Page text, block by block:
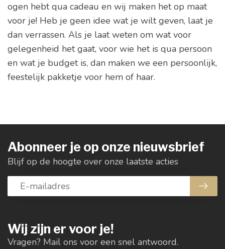
ogen hebt qua cadeau en wij maken het op maat
voor je! Heb je geen idee wat je wilt geven, laat je
dan verrassen. Als je laat weten om wat voor
gelegenheid het gaat, voor wie het is qua persoon
en wat je budget is, dan maken we een persoonlijk,
feestelijk pakketje voor hem of haar.
Wij zijn er voor je!
Vragen? Mail ons voor een snel antwoord.
Abonneer je op onze nieuwsbrief
Blijf op de hoogte over onze laatste acties